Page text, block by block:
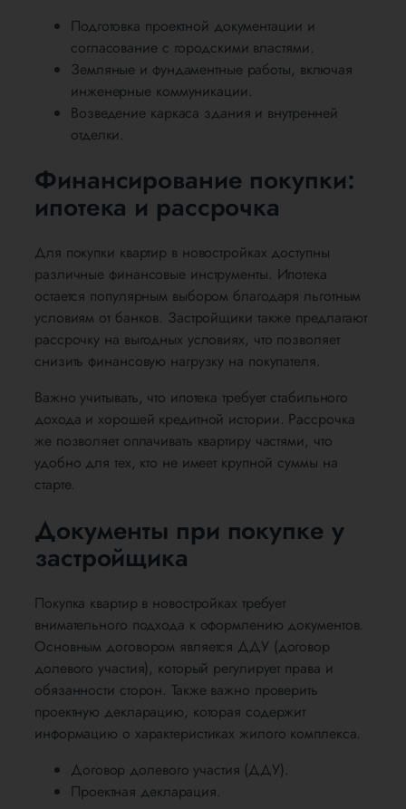
Подготовка проектной документации и
согласование с городскими властями.
Земляные и фундаментные работы, включая
инженерные коммуникации.
Возведение каркаса здания и внутренней
отделки.
Финансирование покупки:
ипотека и рассрочка
Для покупки квартир в новостройках доступны
различные финансовые инструменты. Ипотека
остается популярным выбором благодаря льготным
условиям от банков. Застройщики также предлагают
рассрочку на выгодных условиях, что позволяет
снизить финансовую нагрузку на покупателя.
Важно учитывать, что ипотека требует стабильного
дохода и хорошей кредитной истории. Рассрочка
же позволяет оплачивать квартиру частями, что
удобно для тех, кто не имеет крупной суммы на
старте.
Документы при покупке у
застройщика
Покупка квартир в новостройках требует
внимательного подхода к оформлению документов.
Основным договором является ДДУ (договор
долевого участия), который регулирует права и
обязанности сторон. Также важно проверить
проектную декларацию, которая содержит
информацию о характеристиках жилого комплекса.
Договор долевого участия (ДДУ).
Проектная декларация.